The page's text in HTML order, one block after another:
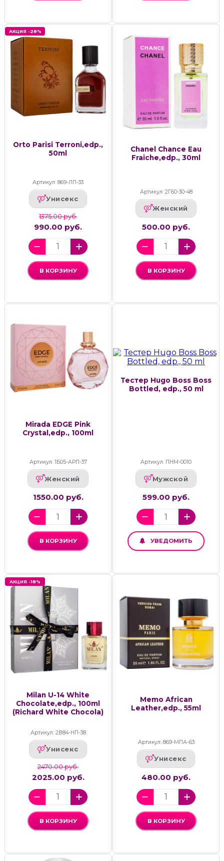
АКЦИЯ -28%
Orto Parisi Terroni,edp.,
50ml
Артикул: 869-ЛП-33
Унисекс
1375.00 руб.
990.00 руб.
В КОРЗИНУ
Chanel Chance Eau
Fraiche,edp., 30ml
Артикул: 2Г60-30-48
Женский
500.00 руб.
В КОРЗИНУ
Mirada EDGE Pink
Crystal,edp., 100ml
Артикул: 1Б05-АРП-37
Женский
1550.00 руб.
В КОРЗИНУ
Тестер Hugo Boss Boss
Bottled, edp., 50 ml
Артикул: ПНМ-0010
Мужской
599.00 руб.
УВЕДОМИТЬ
АКЦИЯ -18%
Milan U-14 White
Chocolate,edp., 100ml
(Richard White Chocola)
Артикул: 2В84-НП-38
Унисекс
2470.00 руб.
2025.00 руб.
В КОРЗИНУ
Memo African
Leather,edp., 55ml
Артикул: 869-МПА-63
Унисекс
480.00 руб.
В КОРЗИНУ